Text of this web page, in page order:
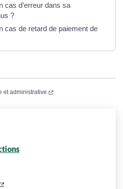
cas d’erreur dans sa
?
cas de retard de paiement de
et administrative (ouverture dans un
(ouverture dans un nouvel onglet)